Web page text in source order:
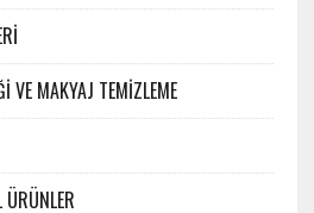
VE MAKYAJ TEMİZLEME
ÜRÜNLER